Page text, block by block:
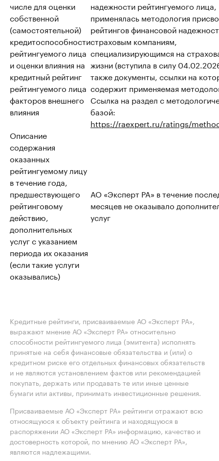
числе для оценки
собственной
(самостоятельной)
кредитоспособности
рейтингуемого лица
и оценки влияния на
кредитный рейтинг
рейтингуемого лица
факторов внешнего
влияния
надежности рейтингуемого лица,
применялась методология
рейтингов финансовой
страховым компаниям,
специализирующимся на
жизни (вступила в силу
также документы, ссылки на
содержит применяемая
Ссылка на раздел с
базой:
https://raexpert.ru/ratings/
Описание
содержания
оказанных
рейтингуемому лицу
в течение года,
предшествующего
рейтинговому
действию,
дополнительных
услуг с указанием
периода их оказания
(если такие услуги
оказывались)
АО «Эксперт РА» в течение
месяцев не оказывало
услуг
Кредитные рейтинги, присваиваемые АО «Эксперт РА»,
выражают мнение АО «Эксперт РА» относительно
способности рейтингуемого лица (эмитента) исполнять
принятые на себя финансовые обязательства и (или) о
кредитном риске его отдельных финансовых обязательств
и не являются установлением фактов или рекомендацией
покупать, держать или продавать те или иные ценные
бумаги или активы, принимать инвестиционные решения.
Присваиваемые АО «Эксперт РА» рейтинги отражают всю
относящуюся к объекту рейтинга и находящуюся в
распоряжении АО «Эксперт РА» информацию, качество и
достоверность которой, по мнению АО «Эксперт РА»,
являются надлежащими.